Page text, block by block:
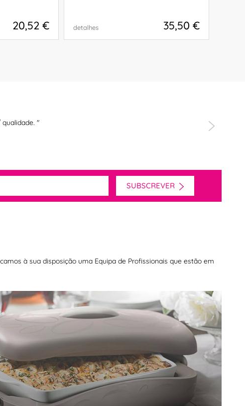
20,52 € detalhes 35,50 €
"
SUBSCREVER
à sua disposição uma Equipa de Profissionais que estão em